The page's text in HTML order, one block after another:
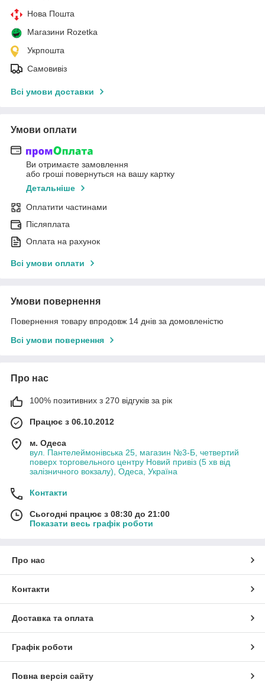
Нова Пошта
Магазини Rozetka
Укрпошта
Самовивіз
Всі умови доставки
Умови оплати
Ви отримаєте замовлення
або гроші повернуться на вашу картку
Детальніше
Оплатити частинами
Післяплата
Оплата на рахунок
Всі умови оплати
Умови повернення
Повернення товару впродовж 14 днів за домовленістю
Всі умови повернення
Про нас
100% позитивних з 270 відгуків за рік
Працює з 06.10.2012
м. Одеса
вул. Пантелеймонівська 25, магазин №3-Б, четвертий
поверх торговельного центру Новий привіз (5 хв від
залізничного вокзалу), Одеса, Україна
Контакти
Сьогодні працює з 08:30 до 21:00
Показати весь графік роботи
Про нас
Контакти
Доставка та оплата
Графік роботи
Повна версія сайту